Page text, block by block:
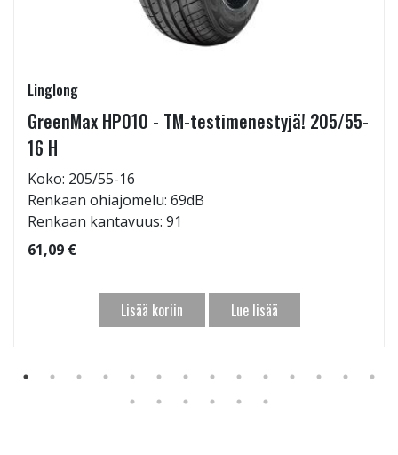
Linglong
GreenMax HP010 - TM-testimenestyjä! 205/55-
16 H
Koko: 205/55-16
Renkaan ohiajomelu: 69dB
Renkaan kantavuus: 91
61,09 €
Lisää koriin Lue lisää